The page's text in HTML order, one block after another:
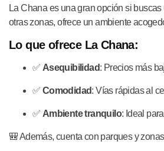
La Chana es una gran opción si
otras zonas, ofrece un ambiente
Lo que ofrece La Chana:
✅ Asequibilidad: Precios más
✅ Comodidad: Vías rápidas al
✅ Ambiente tranquilo: Ideal
🎒 Además, cuenta con parques y